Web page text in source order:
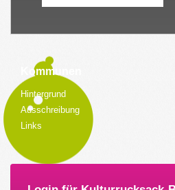
Kommunen
Hintergrund
Ausschreibung
Links